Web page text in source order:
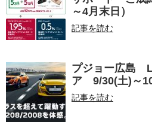
～4月末日）
記事を読む
プジョー広島
ア 9/30(土)～
記事を読む